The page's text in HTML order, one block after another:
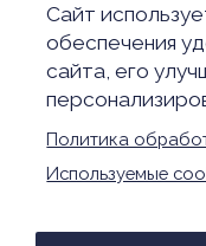
Чистка дымохода
Производители
Акции
Обработка
персональных
Сайт
обеспечения
сайта, его
Политика
Используемые